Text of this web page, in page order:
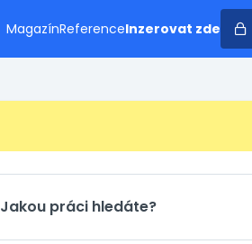
MagazínReferenceInzerovat zde
Jakou práci hledáte?